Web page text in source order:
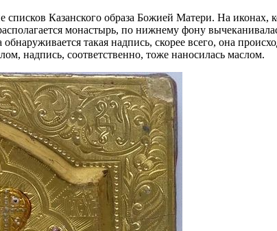
Казанского образа Божией Матери. На иконах,
монастырь, по нижнему фону
такая надпись, скорее всего, она
надпись, соответственно, тоже наносилась маслом.